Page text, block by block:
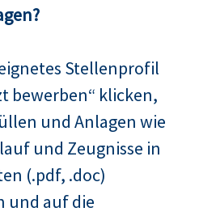
Stellenprofil
bewerben“ klicken,
und Anlagen wie
und Zeugnisse in
(.pdf, .doc)
und auf die